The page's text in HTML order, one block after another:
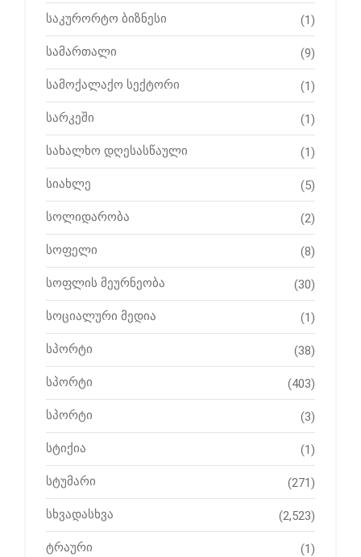
საკურორტო ბიზნესი (1)
სამართალი (9)
სამოქალაქო სექტორი (1)
სარკეში (1)
სახალხო დღესასწაული (1)
სიახლე (5)
სოლიდარობა (2)
სოფელი (8)
სოფლის მეურნეობა (30)
სოციალური მედია (1)
სპორტი (38)
სპორტი (403)
სპორტი (3)
სტიქია (1)
სტუმარი (271)
სხვადასხვა (2,523)
ტრაური (1)